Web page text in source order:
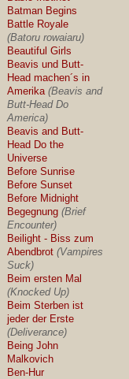
Batman Begins
Battle Royale
(Batoru rowaiaru)
Beautiful Girls
Beavis und Butt-
Head machen´s in
Amerika (Beavis and
Butt-Head Do
America)
Beavis and Butt-
Head Do the
Universe
Before Sunrise
Before Sunset
Before Midnight
Begegnung (Brief
Encounter)
Beilight - Biss zum
Abendbrot (Vampires
Suck)
Beim ersten Mal
(Knocked Up)
Beim Sterben ist
jeder der Erste
(Deliverance)
Being John
Malkovich
Ben-Hur